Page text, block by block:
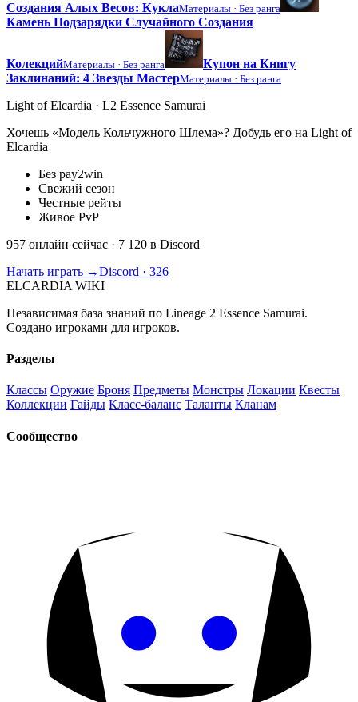
Создания Алых Весов: КуклаМатериалы · Без ранга
Камень Подзарядки Случайного Создания
КолекцийМатериалы · Без ранга
Купон на Книгу
Заклинаний: 4 Звезды МастерМатериалы · Без ранга
Light of Elcardia · L2 Essence Samurai
Хочешь «Модель Кольчужного Шлема»? Добудь его на Light of
Elcardia
Без pay2win
Свежий сезон
Честные рейты
Живое PvP
957 онлайн сейчас · 7 120 в Discord
Начать играть →Discord · 326
ELCARDIA WIKI
Независимая база знаний по Lineage 2 Essence Samurai.
Создано игроками для игроков.
Разделы
Классы Оружие Броня Предметы Монстры Локации Квесты
Коллекции Гайды Класс-баланс Таланты Кланам
Сообщество